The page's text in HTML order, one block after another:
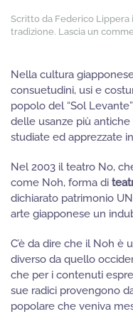
Scritto da Federico Lippera
tradizione. Lascia un
Nella cultura
consuetudini, usi e
popolo del “Sol
delle usanze più
studiate ed apprezzate
Nel 2003 il teatro No,
come Noh, forma di
dichiarato patrimonio
arte giapponese un
C’è da dire che il Noh
diverso da quello
che per i contenuti
sue radici provengono
popolare che veniva